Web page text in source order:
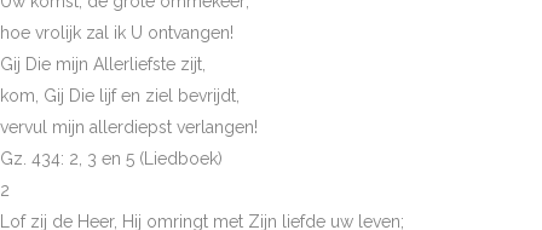
hoe vrolijk zal ik U ontvangen!
Gij Die mijn Allerliefste zijt,
kom, Gij Die lijf en ziel bevrijdt,
vervul mijn allerdiepst verlangen!
Gz. 434: 2, 3 en 5 (Liedboek)
2
Lof zij de Heer, Hij omringt met Zijn liefde uw leven;